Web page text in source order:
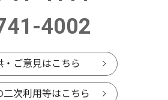
4002
・ご意見はこちら
二次利用等はこちら